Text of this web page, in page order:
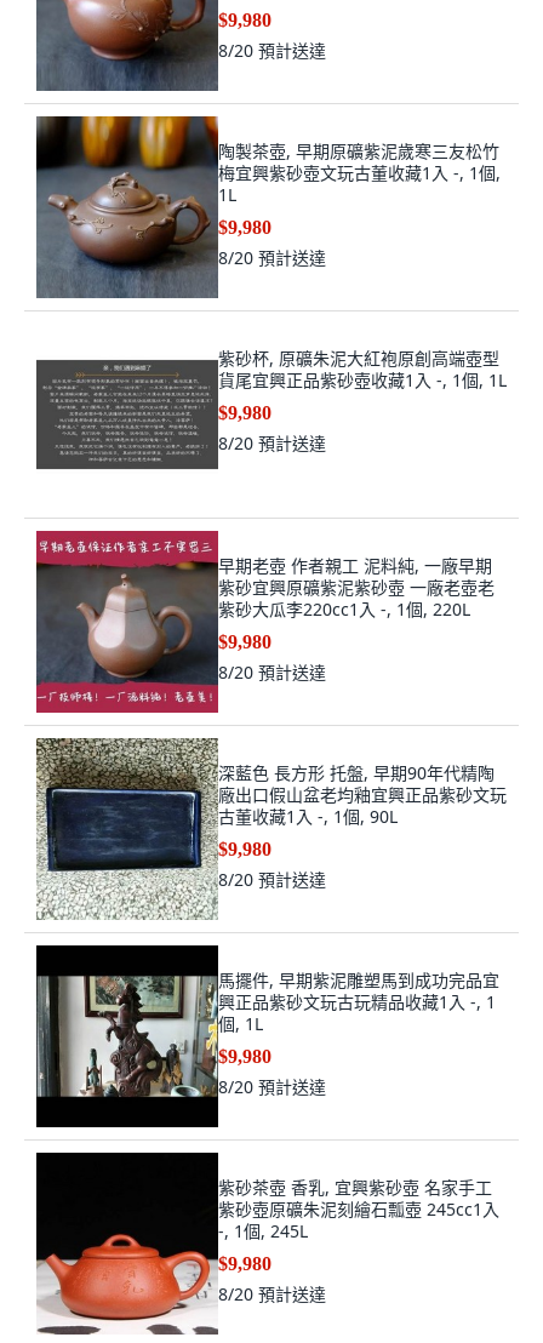
$9,980
8/20 預計送達
陶製茶壺, 早期原礦紫泥歲寒三友松竹
梅宜興紫砂壺文玩古董收藏1入 -, 1個,
1L
$9,980
8/20 預計送達
紫砂杯, 原礦朱泥大紅袍原創高端壺型
貨尾宜興正品紫砂壺收藏1入 -, 1個, 1L
$9,980
8/20 預計送達
早期老壺 作者親工 泥料純, 一廠早期
紫砂宜興原礦紫泥紫砂壺 一廠老壺老
紫砂大瓜李220cc1入 -, 1個, 220L
$9,980
8/20 預計送達
深藍色 長方形 托盤, 早期90年代精陶
廠出口假山盆老均釉宜興正品紫砂文玩
古董收藏1入 -, 1個, 90L
$9,980
8/20 預計送達
馬擺件, 早期紫泥雕塑馬到成功完品宜
興正品紫砂文玩古玩精品收藏1入 -, 1
個, 1L
$9,980
8/20 預計送達
紫砂茶壺 香乳, 宜興紫砂壺 名家手工
紫砂壺原礦朱泥刻繪石瓢壺 245cc1入
-, 1個, 245L
$9,980
8/20 預計送達